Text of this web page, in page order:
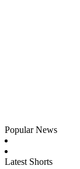
Popular News
Latest Shorts